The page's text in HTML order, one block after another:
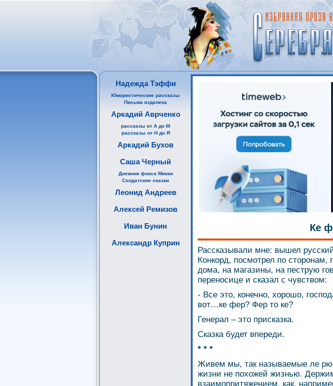
Надежда Тэффи
Юмористические рассказы
Письма издалека
Аркадий Аврченко
рассказы от А до М
рассказы от Н до Я
Аркадий Бухов
Саша Черный
Дневник фокса Микки
Солдатские сказки
Леонид Андреев
Алексей Ремизов
Иван Бунин
Александр Куприн
Ке
Рассказывали мне: вышел
Конкорд, посмотрел по
дома, на магазины, на пеструю
переносице и сказал с чувством:
- Все это, конечно, хорошо,
вот…ке фер? Фер то ке?
Генерал – это присказка.
Сказка будет впереди.
* * *
Живем мы, так называемые ле
жизни не похожей жизнью.
взаимопритяжением, как,